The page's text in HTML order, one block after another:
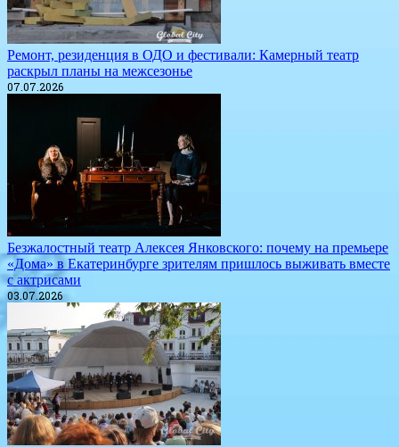
​Ремонт, резиденция в ОДО и фестивали: Камерный театр
раскрыл планы на межсезонье
07.07.2026
Безжалостный театр Алексея Янковского: почему на премьере
«Дома» в Екатеринбурге зрителям пришлось выживать вместе
с актрисами
03.07.2026